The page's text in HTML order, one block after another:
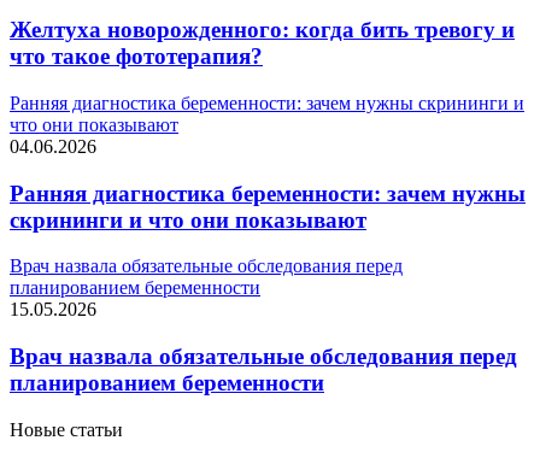
Желтуха новорожденного: когда бить тревогу и
что такое фототерапия?
Ранняя диагностика беременности: зачем нужны скрининги и
что они показывают
04.06.2026
Ранняя диагностика беременности: зачем нужны
скрининги и что они показывают
Врач назвала обязательные обследования перед
планированием беременности
15.05.2026
Врач назвала обязательные обследования перед
планированием беременности
Новые статьи